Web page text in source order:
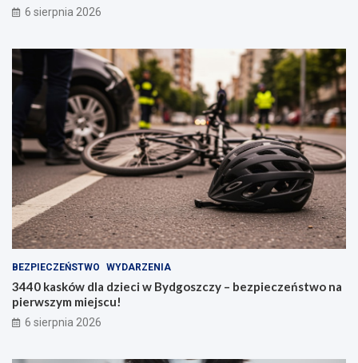
6 sierpnia 2026
BEZPIECZEŃSTWO WYDARZENIA
3440 kasków dla dzieci w Bydgoszczy – bezpieczeństwo na
pierwszym miejscu!
6 sierpnia 2026